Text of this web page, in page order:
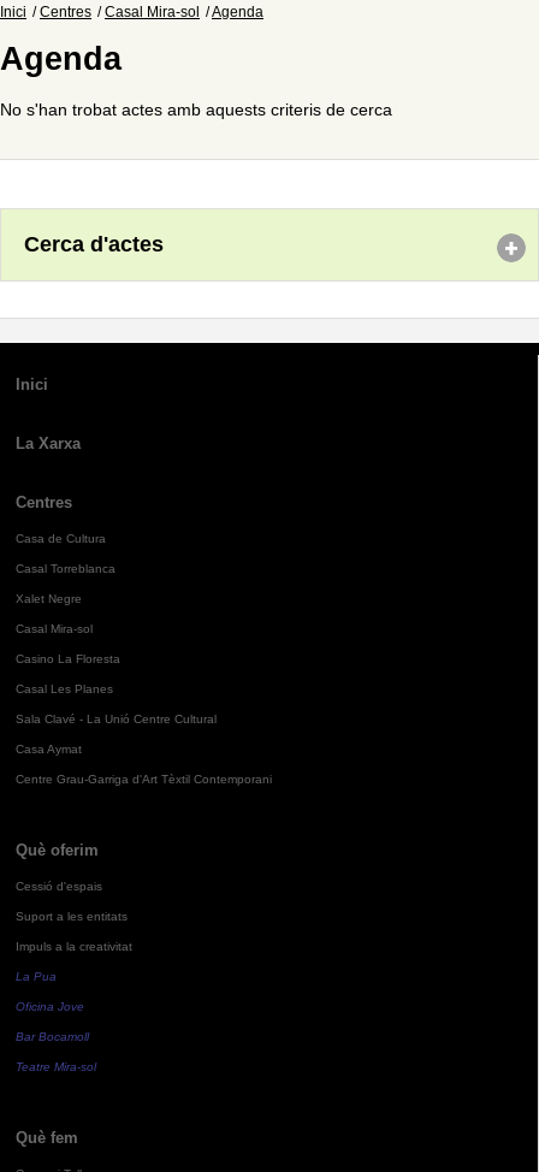
Inici Centres Casal Mira-sol Agenda
Agenda
No s'han trobat actes amb aquests criteris de cerca
Cerca d'actes
Inici
La Xarxa
Centres
Casa de Cultura
Casal Torreblanca
Xalet Negre
Casal Mira-sol
Casino La Floresta
Casal Les Planes
Sala Clavé - La Unió Centre Cultural
Casa Aymat
Centre Grau-Garriga d'Art Tèxtil Contemporani
Què oferim
Cessió d'espais
Suport a les entitats
Impuls a la creativitat
La Pua
Oficina Jove
Bar Bocamoll
Teatre Mira-sol
Què fem